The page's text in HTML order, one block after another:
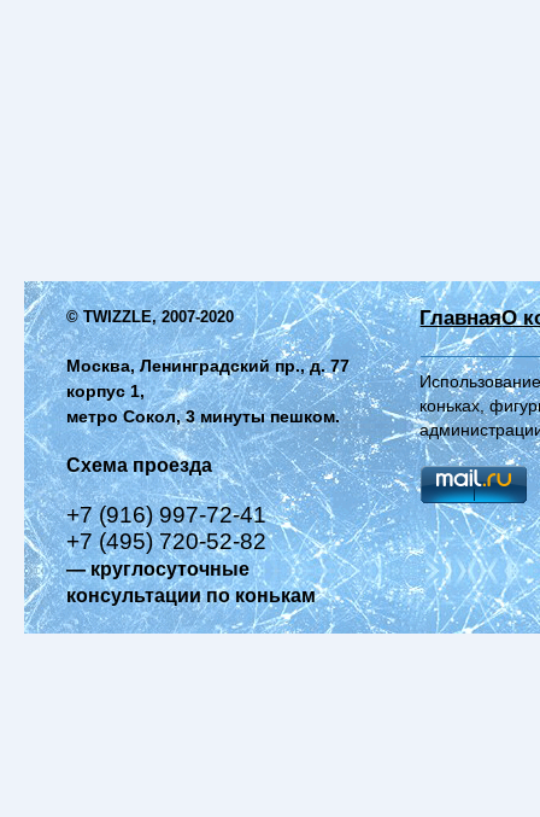
© TWIZZLE, 2007-2020
Москва, Ленинградский пр., д. 77
корпус 1,
метро Сокол, 3 минуты пешком.
Схема проезда
+7 (916) 997-72-41
+7 (495) 720-52-82
— круглосуточные
консультации по конькам
ГлавнаяО
коньках,